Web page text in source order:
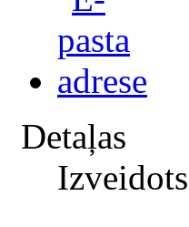
Detaļas